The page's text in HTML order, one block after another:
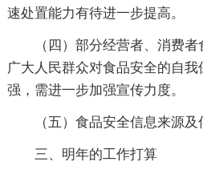
速处置能力有待进一步提高。
（四）部分经营者、消费
广大人民群众对食品安全的自
强，需进一步加强宣传力度。
（五）食品安全信息来源及
三、明年的工作打算